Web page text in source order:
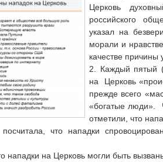
Церковь
российского
указал на
морали и
качестве причины
2. Каждый пятый
на Церковь
прежде всего
«богатые люди».
отметили, что
что нападки
нападки на Церковь могли быть